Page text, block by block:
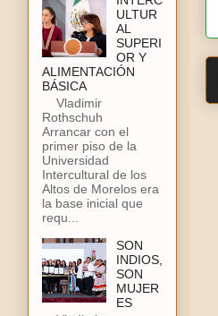
ULTUR
AL
SUPERI
OR Y
ALIMENTACIÓN
BÁSICA
Vladimir
Rothschuh
Arrancar con el
primer piso de la
Universidad
Intercultural de los
Altos de Morelos era
la base inicial que
requ...
SON
INDIOS,
SON
MUJER
ES